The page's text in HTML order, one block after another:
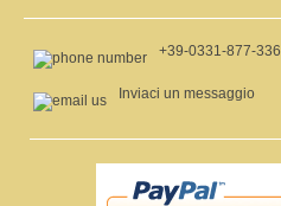
+39-0331-877-336
Inviaci un messaggio